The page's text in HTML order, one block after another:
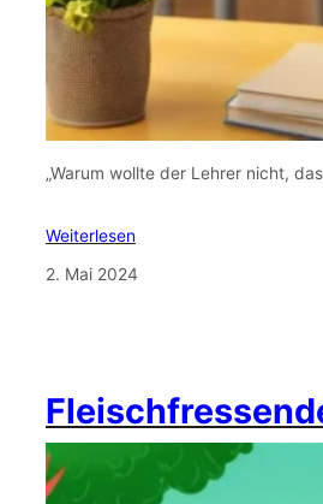
„Warum wollte der Lehrer nicht,
Weiterlesen
2. Mai 2024